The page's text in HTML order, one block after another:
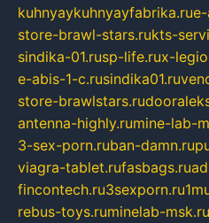
kuhnyaykuhnyayfabrika.rue-
store-brawl-stars.rukts-
sindika-01.rusp-life.rux-
e-abis-1-c.rusindika01.ru
store-brawlstars.ru
antenna-highly.rumine-lab-
3-sex-porn.ruban-damn.ru
viagra-tablet.rufasbags.ru
fincontech.ru3sexporn.ru
rebus-toys.ruminelab-msk.ru